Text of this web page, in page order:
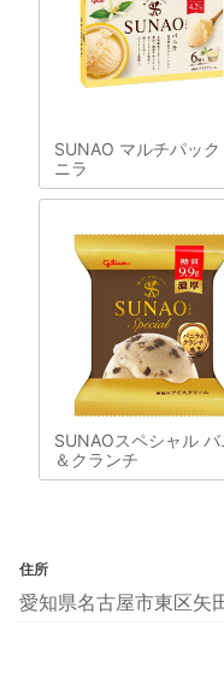
SUNAO マルチパッ
ニラ
SUNAOスペシャル バ
＆クランチ
住所
愛知県名古屋市東区矢